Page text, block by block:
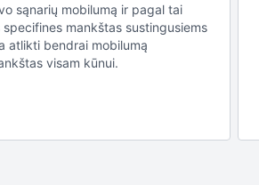
sąnarių mobilumą ir pagal tai
mankštas sustingusiems
atlikti bendrai mobilumą
visam kūnui.